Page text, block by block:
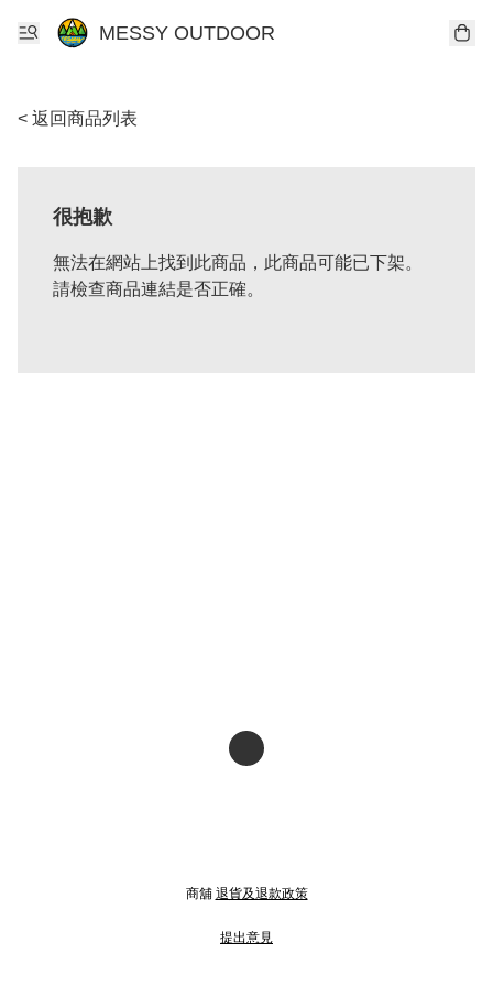
MESSY OUTDOOR
< 返回商品列表
很抱歉
無法在網站上找到此商品，此商品可能已下架。
請檢查商品連結是否正確。
商舖 退貨及退款政策
提出意見